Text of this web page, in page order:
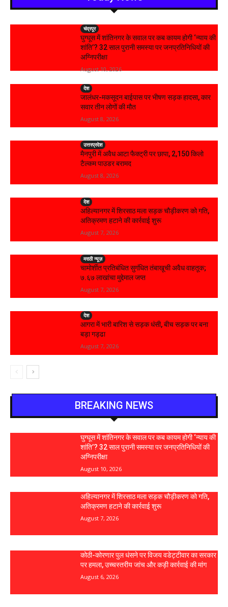
चंद्रपूर
घुग्घूस में शांतिनगर के सवाल पर कब कायम होगी ‘न्याय की
शांति’? 32 साल पुरानी समस्या पर जनप्रतिनिधियों की
अग्निपरीक्षा
August 10, 2026
देश
जालंधर-मकसूदन बाईपास पर भीषण सड़क हादसा, कार
सवार तीन लोगों की मौत
August 8, 2026
उत्तरप्रदेश
मैनपुरी में अवैध आटा फैक्ट्री पर छापा, 2,150 किलो
टैल्कम पाउडर बरामद
August 8, 2026
देश
अहिल्यानगर में शिरसाठ मला सड़क चौड़ीकरण को गति,
अतिक्रमण हटाने की कार्रवाई शुरू
August 7, 2026
मराठी न्यूज़
चामोर्शीत प्रतिबंधित सुगंधित तंबाखूची अवैध वाहतूक;
₹७.६७ लाखांचा मुद्देमाल जप्त
August 7, 2026
देश
आगरा में भारी बारिश से सड़क धंसी, बीच सड़क पर बना
बड़ा गड्ढा
August 7, 2026
BREAKING NEWS
घुग्घूस में शांतिनगर के सवाल पर कब कायम होगी ‘न्याय की
शांति’? 32 साल पुरानी समस्या पर जनप्रतिनिधियों की
अग्निपरीक्षा
August 10, 2026
अहिल्यानगर में शिरसाठ मला सड़क चौड़ीकरण को गति,
अतिक्रमण हटाने की कार्रवाई शुरू
August 7, 2026
कोठी-कोरणार पुल धंसने पर विजय वडेट्टीवार का सरकार
पर हमला, उच्चस्तरीय जांच और कड़ी कार्रवाई की मांग
August 6, 2026